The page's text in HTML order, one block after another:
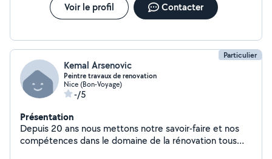
Voir le profil Contacter
Particulier
Kemal Arsenovic
Peintre travaux de renovation
Nice (Bon-Voyage)
-/5
Présentation
Depuis 20 ans nous mettons notre savoir-faire et nos
compétences dans le domaine de la rénovation tous